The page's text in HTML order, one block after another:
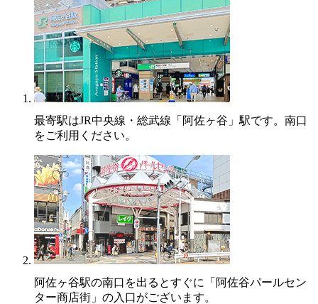
最寄駅はJR中央線・総武線「阿佐ヶ谷」駅です。南口
をご利用ください。
阿佐ヶ谷駅の南口を出るとすぐに「阿佐谷パールセン
ター商店街」の入口がございます。